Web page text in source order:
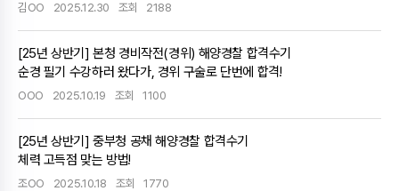
김OO 2025.12.30 조회 2188
[25년 상반기] 본청 경비작전(경위) 해양경찰 합격수기
순경 필기 수강하러 왔다가, 경위 구술로 단번에 합격!
OOO 2025.10.19 조회 1100
[25년 상반기] 중부청 공채 해양경찰 합격수기
체력 고득점 맞는 방법!
조OO 2025.10.18 조회 1770